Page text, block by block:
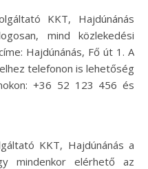
KKT, Hajdúnánás
mind közlekedési
Hajdúnánás, Fő út 1. A
telefonon is lehetőség
+36 52 123 456 és
KKT, Hajdúnánás a
mindenkor elérhető az